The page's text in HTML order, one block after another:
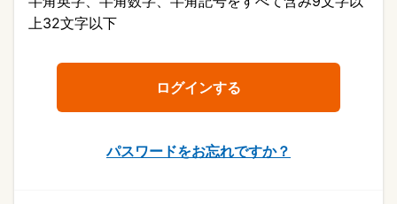
上32文字以下
パスワードをお忘れですか？